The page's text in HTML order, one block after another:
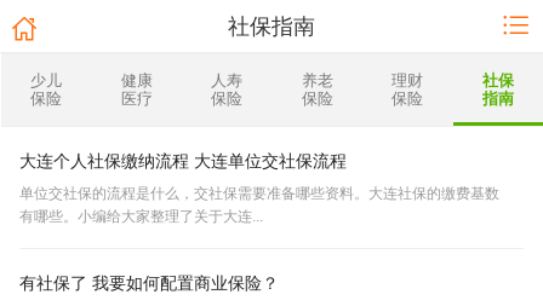
社保指南
少儿
保险
健康
医疗
人寿
保险
养老
保险
理财
保险
社保
指南
大连个人社保缴纳流程 大连单位交社保流程
单位交社保的流程是什么，交社保需要准备哪些资料。大连社保的缴费基数
有哪些。小编给大家整理了关于大连...
有社保了 我要如何配置商业保险？